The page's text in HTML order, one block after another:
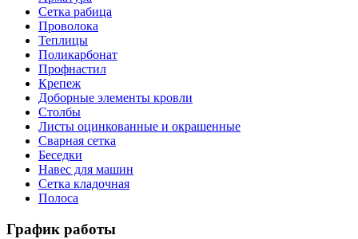
Сетка рабица
Проволока
Теплицы
Поликарбонат
Профнастил
Крепеж
Доборные элементы кровли
Столбы
Листы оцинкованные и окрашенные
Сварная сетка
Беседки
Навес для машин
Сетка кладочная
Полоса
График работы